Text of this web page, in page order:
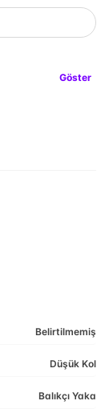
Göster
Belirtilmemiş
Düşük Kol
Balıkçı Yaka